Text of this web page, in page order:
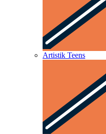
Artistik Teens